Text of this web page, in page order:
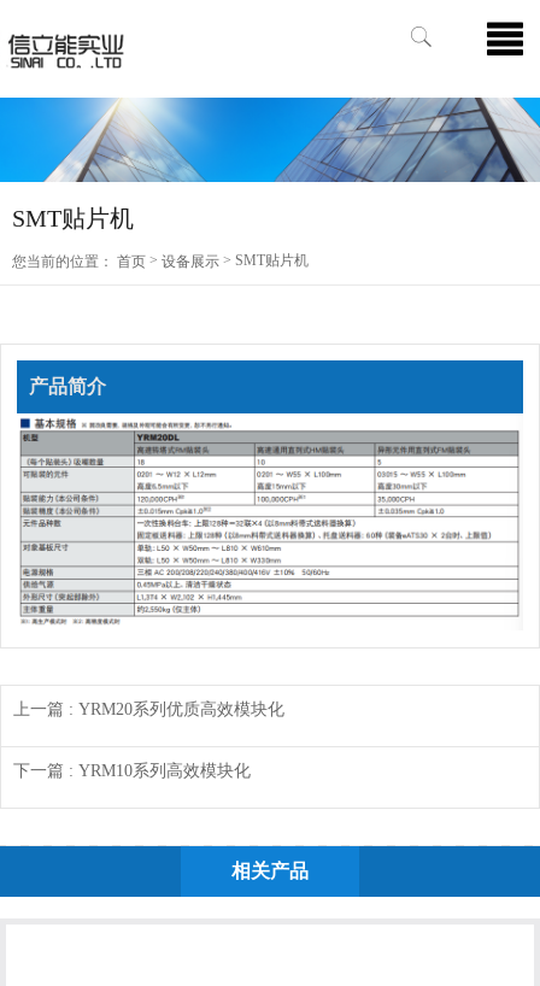
SMT贴片机
您当前的位置： 首页 > 设备展示 > SMT贴片机
产品简介
上一篇 : YRM20系列优质高效模块化
下一篇 : YRM10系列高效模块化
相关产品